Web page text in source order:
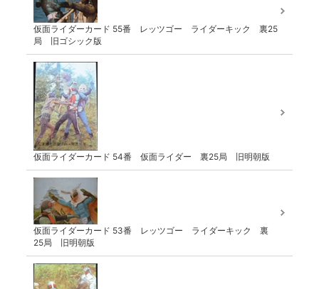
仮面ライダーカード 55番 レッツゴー ライダーキック 裏25
局 旧ゴシック版
仮面ライダーカード 54番 仮面ライダー 裏25局 旧明朝版
仮面ライダーカード 53番 レッツゴー ライダーキック 裏
25局 旧明朝版